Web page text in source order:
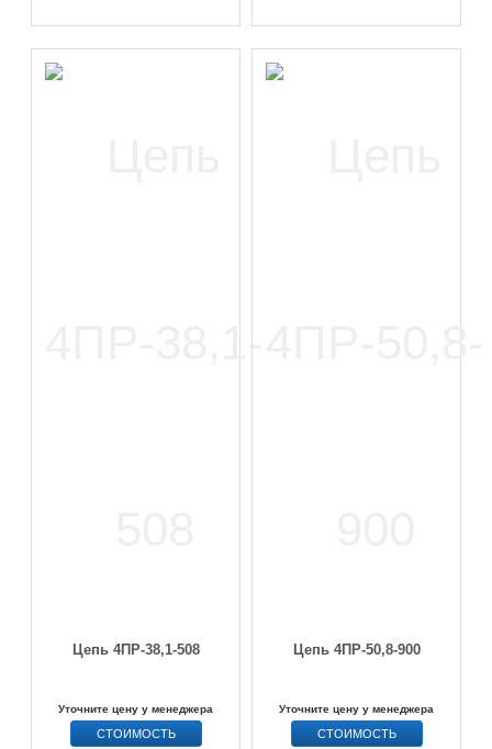
Цепь 4ПР-38,1-508
Уточните цену у менеджера
СТОИМОСТЬ
Цепь 4ПР-50,8-900
Уточните цену у менеджера
СТОИМОСТЬ